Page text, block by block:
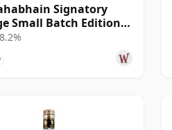
Signatory
Small Batch Edition
Ma 2012 11 jaar oud